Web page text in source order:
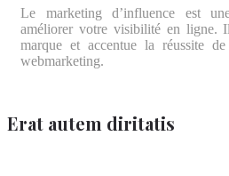
Le marketing d’influence est
améliorer votre visibilité en ligne.
marque et accentue la réussite
webmarketing.
Erat autem diritatis